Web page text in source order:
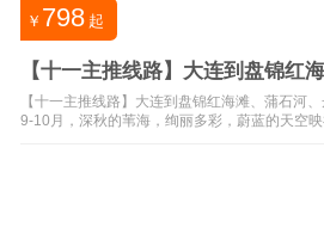
￥ 798 起
【十一主推线路】大连到盘锦红
凰山三日游
【十一主推线路】大连到盘锦红海滩、蒲石河
9-10月，深秋的苇海，绚丽多彩，蔚蓝的天空